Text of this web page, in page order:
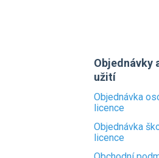
Objednávky
užití
Objednávka
licence
Objednávka
licence